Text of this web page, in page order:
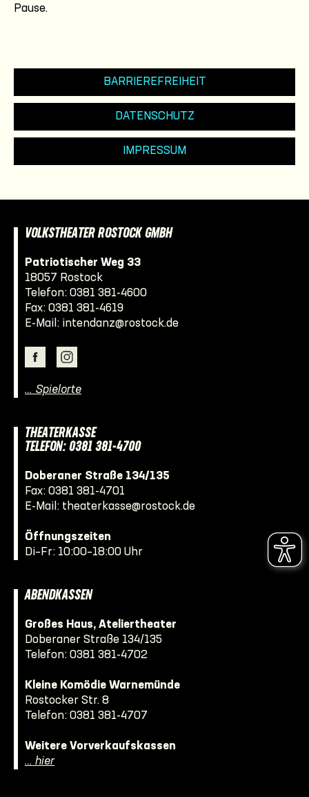
Pause.
BARRIEREFREIHEIT
DATENSCHUTZ
IMPRESSUM
VOLKSTHEATER ROSTOCK GMBH
Patriotischer Weg 33
18057 Rostock
Telefon: 0381 381-4600
Fax: 0381 381-4619
E-Mail: intendanz@rostock.de
… Spielorte
THEATERKASSE
TELEFON: 0381 381-4700
Doberaner Straße 134/135
Fax: 0381 381-4701
E-Mail: theaterkasse@rostock.de
Öffnungszeiten
Di–Fr: 10:00–18:00 Uhr
ABENDKASSEN
Großes Haus, Ateliertheater
Doberaner Straße 134/135
Telefon: 0381 381-4702
Kleine Komödie Warnemünde
Rostocker Str. 8
Telefon: 0381 381-4707
Weitere Vorverkaufskassen
… hier